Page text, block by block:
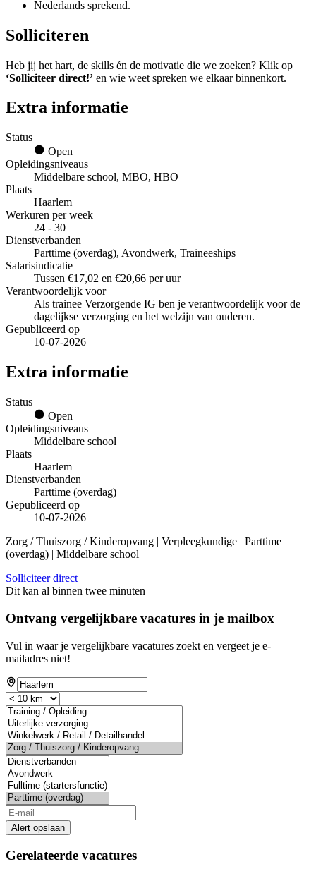
Nederlands sprekend.
Solliciteren
Heb jij het hart, de skills én de motivatie die we zoeken? Klik op
‘Solliciteer direct!’ en wie weet spreken we elkaar binnenkort.
Extra informatie
Status
Open
Opleidingsniveaus
Middelbare school, MBO, HBO
Plaats
Haarlem
Werkuren per week
24 - 30
Dienstverbanden
Parttime (overdag), Avondwerk, Traineeships
Salarisindicatie
Tussen €17,02 en €20,66 per uur
Verantwoordelijk voor
Als trainee Verzorgende IG ben je verantwoordelijk voor de
dagelijkse verzorging en het welzijn van ouderen.
Gepubliceerd op
10-07-2026
Extra informatie
Status
Open
Opleidingsniveaus
Middelbare school
Plaats
Haarlem
Dienstverbanden
Parttime (overdag)
Gepubliceerd op
10-07-2026
Zorg / Thuiszorg / Kinderopvang | Verpleegkundige | Parttime
(overdag) | Middelbare school
Solliciteer direct
Dit kan al binnen twee minuten
Ontvang vergelijkbare vacatures in je mailbox
Vul in waar je vergelijkbare vacatures zoekt en vergeet je e-
mailadres niet!
Alert opslaan
Gerelateerde vacatures